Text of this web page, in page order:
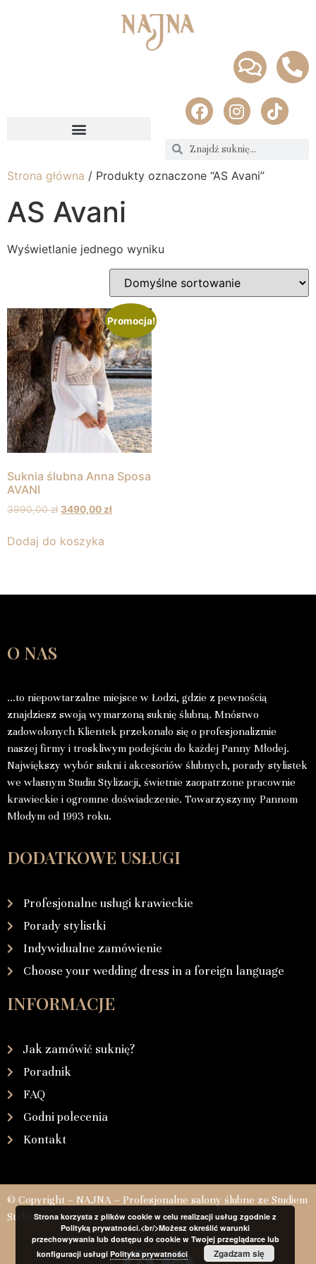
Strona główna / Produkty oznaczone “AS Avani”
AS Avani
Wyświetlanie jednego wyniku
Promocja!
Suknia ślubna Anna Sposa
AVANI
3990,00zł 3490,00zł
Dodaj do koszyka
O NAS
…to niepowtarzalne miejsce w Łodzi, gdzie z pewnością
znajdziesz swoją wymarzoną suknię ślubną. Mnóstwo
zadowolonych Klientek przekonało się o profesjonalizmie
naszej firmy i troskliwym podejściu do każdej Panny Młodej.
Największy wybór sukni i akcesoriów ślubnych, porady stylistek
we własnym Studiu Stylizacji, świetnie zaopatrzone pracownie
krawieckie i ogromne doświadczenie. Towarzyszymy Pannom
Młodym od 1993 roku.
DODATKOWE USŁUGI
Profesjonalne usługi krawieckie
Porady stylistki
Indywidualne zamówienie
Choose your wedding dress in a foreign language
INFORMACJE
Jak zamówić suknię?
Poradnik
FAQ
Godni polecenia
Kontakt
© Copyright – NAJNA – Profesjonalne salony ślubne ze Studiem
StylizacjiStrona korzysta z plików cookie w celu realizacji usług zgodnie z
Polityką prywatności.<br/>Możesz określić warunki
przechowywania lub dostępu do cookie w Twojej przeglądarce lub
konfiguracji usługi Polityka prywatności Zgadzam się